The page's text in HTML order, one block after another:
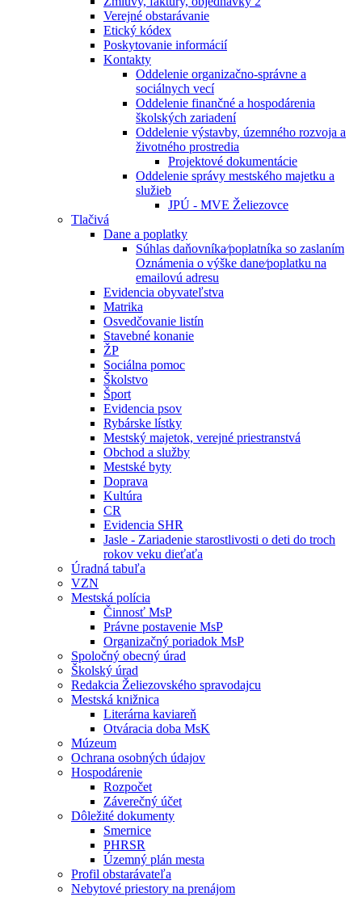
Verejné obstarávanie
Etický kódex
Poskytovanie informácií
Kontakty
Oddelenie organizačno-správne a
sociálnych vecí
Oddelenie finančné a hospodárenia
školských zariadení
Oddelenie výstavby, územného rozvoja a
životného prostredia
Projektové dokumentácie
Oddelenie správy mestského majetku a
služieb
JPÚ - MVE Želiezovce
Tlačivá
Dane a poplatky
Súhlas daňovníka⁄poplatníka so zaslaním
Oznámenia o výške dane⁄poplatku na
emailovú adresu
Evidencia obyvateľstva
Matrika
Osvedčovanie listín
Stavebné konanie
ŽP
Sociálna pomoc
Školstvo
Šport
Evidencia psov
Rybárske lístky
Mestský majetok, verejné priestranstvá
Obchod a služby
Mestské byty
Doprava
Kultúra
CR
Evidencia SHR
Jasle - Zariadenie starostlivosti o deti do troch
rokov veku dieťaťa
Úradná tabuľa
VZN
Mestská polícia
Činnosť MsP
Právne postavenie MsP
Organizačný poriadok MsP
Spoločný obecný úrad
Školský úrad
Redakcia Želiezovského spravodajcu
Mestská knižnica
Literárna kaviareň
Otváracia doba MsK
Múzeum
Ochrana osobných údajov
Hospodárenie
Rozpočet
Záverečný účet
Dôležité dokumenty
Smernice
PHRSR
Územný plán mesta
Profil obstarávateľa
Nebytové priestory na prenájom